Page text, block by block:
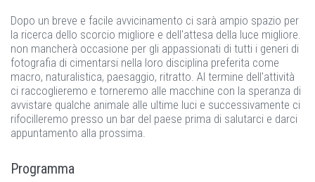
Dopo un breve e facile avvicinamento ci sarà ampio spazio per
la ricerca dello scorcio migliore e dell'attesa della luce migliore.
non mancherà occasione per gli appassionati di tutti i generi di
fotografia di cimentarsi nella loro disciplina preferita come
macro, naturalistica, paesaggio, ritratto. Al termine dell'attività
ci raccoglieremo e torneremo alle macchine con la speranza di
avvistare qualche animale alle ultime luci e successivamente ci
rifocilleremo presso un bar del paese prima di salutarci e darci
appuntamento alla prossima.
Programma